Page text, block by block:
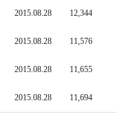
2015.08.28 12,344
2015.08.28 11,576
2015.08.28 11,655
2015.08.28 11,694